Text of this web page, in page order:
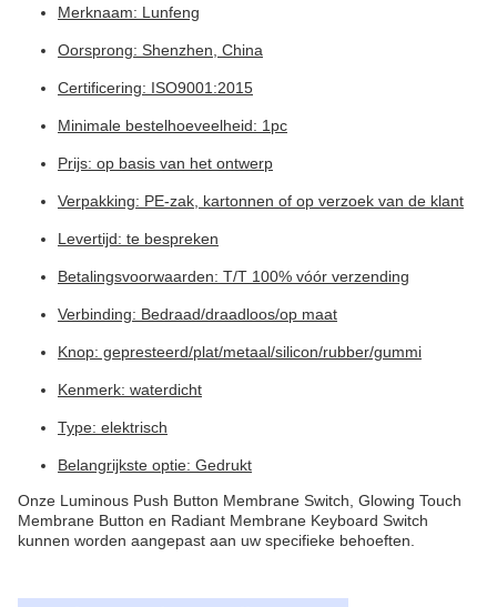
Merknaam: Lunfeng
Oorsprong: Shenzhen, China
Certificering: ISO9001:2015
Minimale bestelhoeveelheid: 1pc
Prijs: op basis van het ontwerp
Verpakking: PE-zak, kartonnen of op verzoek van de klant
Levertijd: te bespreken
Betalingsvoorwaarden: T/T 100% vóór verzending
Verbinding: Bedraad/draadloos/op maat
Knop: gepresteerd/plat/metaal/silicon/rubber/gummi
Kenmerk: waterdicht
Type: elektrisch
Belangrijkste optie: Gedrukt
Onze Luminous Push Button Membrane Switch, Glowing Touch
Membrane Button en Radiant Membrane Keyboard Switch
kunnen worden aangepast aan uw specifieke behoeften.